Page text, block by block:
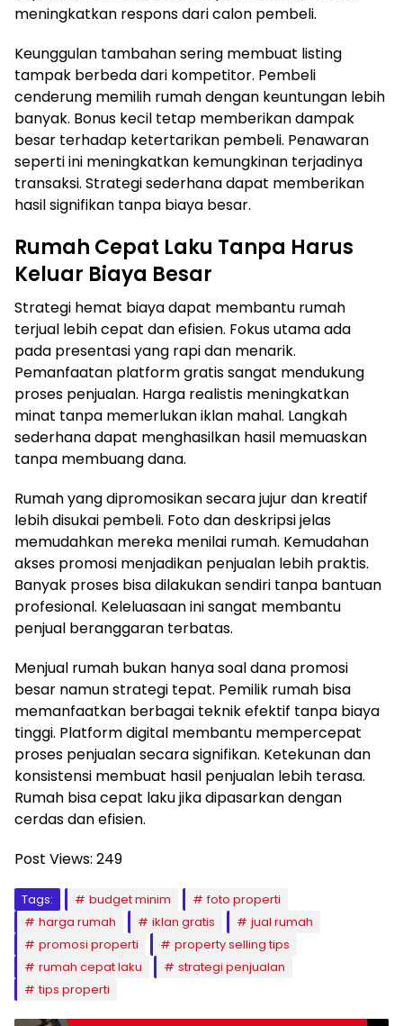
meningkatkan respons dari calon pembeli.
Keunggulan tambahan sering membuat listing
tampak berbeda dari kompetitor. Pembeli
cenderung memilih rumah dengan keuntungan lebih
banyak. Bonus kecil tetap memberikan dampak
besar terhadap ketertarikan pembeli. Penawaran
seperti ini meningkatkan kemungkinan terjadinya
transaksi. Strategi sederhana dapat memberikan
hasil signifikan tanpa biaya besar.
Rumah Cepat Laku Tanpa Harus
Keluar Biaya Besar
Strategi hemat biaya dapat membantu rumah
terjual lebih cepat dan efisien. Fokus utama ada
pada presentasi yang rapi dan menarik.
Pemanfaatan platform gratis sangat mendukung
proses penjualan. Harga realistis meningkatkan
minat tanpa memerlukan iklan mahal. Langkah
sederhana dapat menghasilkan hasil memuaskan
tanpa membuang dana.
Rumah yang dipromosikan secara jujur dan kreatif
lebih disukai pembeli. Foto dan deskripsi jelas
memudahkan mereka menilai rumah. Kemudahan
akses promosi menjadikan penjualan lebih praktis.
Banyak proses bisa dilakukan sendiri tanpa bantuan
profesional. Keleluasaan ini sangat membantu
penjual beranggaran terbatas.
Menjual rumah bukan hanya soal dana promosi
besar namun strategi tepat. Pemilik rumah bisa
memanfaatkan berbagai teknik efektif tanpa biaya
tinggi. Platform digital membantu mempercepat
proses penjualan secara signifikan. Ketekunan dan
konsistensi membuat hasil penjualan lebih terasa.
Rumah bisa cepat laku jika dipasarkan dengan
cerdas dan efisien.
Post Views: 249
Tags: budget minim
foto properti
harga rumah
iklan gratis
jual rumah
promosi properti
property selling tips
rumah cepat laku
strategi penjualan
tips properti